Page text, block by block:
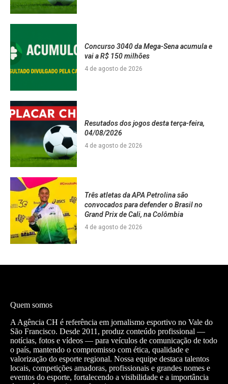
Concurso 3040 da Mega-Sena acumula e
vai a R$ 150 milhões
4 de agosto de 2026
Resutados dos jogos desta terça-feira,
04/08/2026
4 de agosto de 2026
Três atletas da APA Petrolina são
convocados para defender o Brasil no
Grand Prix de Cali, na Colômbia
4 de agosto de 2026
Quem somos
A Agência CH é referência em jornalismo esportivo no Vale do
São Francisco. Desde 2011, produz conteúdo profissional —
notícias, fotos e vídeos — para veículos de comunicação de todo
o país, mantendo o compromisso com ética, qualidade e
valorização do esporte regional. Nossa equipe destaca talentos
locais, competições amadoras, profissionais e grandes nomes e
eventos do esporte, fortalecendo a visibilidade e a importância